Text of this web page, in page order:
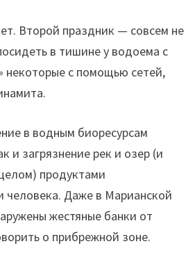
Второй праздник — совсем не
в тишине у водоема с
некоторые с помощью сетей,
в водным биоресурсам
и загрязнение рек и озер (и
продуктами
человека. Даже в Марианской
жестяные банки от
о прибрежной зоне.